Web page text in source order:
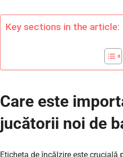
Key sections in the article:
Care este
jucătorii noi de
Eticheta de încălzire este